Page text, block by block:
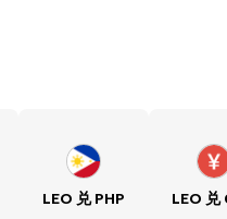
LEO 兑 PHP LEO 兑